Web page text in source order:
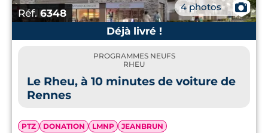
Réf.6348 4 photos
📷
Déjà livré !
PROGRAMMES NEUFS
RHEU
Le Rheu, à 10 minutes de voiture de
Rennes
PTZ DONATION LMNP JEANBRUN